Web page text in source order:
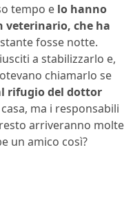
tempo e lo hanno
veterinario, che ha
fosse notte.
a stabilizzarlo e,
chiamarlo se
rifugio del dottor
ma i responsabili
arriveranno molte
un amico così?